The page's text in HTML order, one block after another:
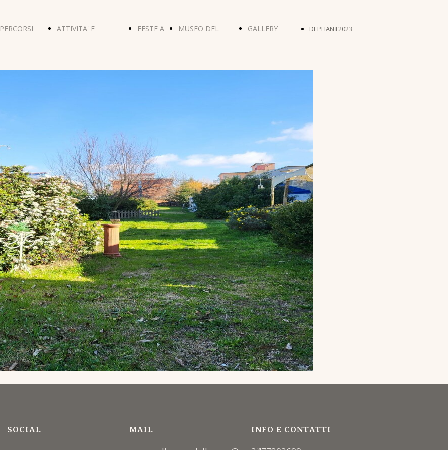
PERCORSI ATTIVITA' E FESTE A MUSEO DEL GALLERY DEPLIANT2023
SOCIAL MAIL INFO E CONTATTI